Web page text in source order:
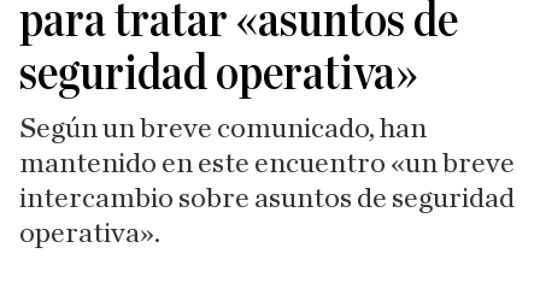
para tratar «asuntos de
seguridad operativa»
Según un breve comunicado, han
mantenido en este encuentro «un breve
intercambio sobre asuntos de seguridad
operativa».